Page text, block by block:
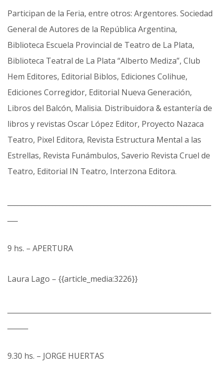
Participan de la Feria, entre otros: Argentores. Sociedad
General de Autores de la República Argentina,
Biblioteca Escuela Provincial de Teatro de La Plata,
Biblioteca Teatral de La Plata “Alberto Mediza”, Club
Hem Editores, Editorial Biblos, Ediciones Colihue,
Ediciones Corregidor, Editorial Nueva Generación,
Libros del Balcón, Malisia. Distribuidora & estantería de
libros y revistas Oscar López Editor, Proyecto Nazaca
Teatro, Pixel Editora, Revista Estructura Mental a las
Estrellas, Revista Funámbulos, Saverio Revista Cruel de
Teatro, Editorial IN Teatro, Interzona Editora.
9 hs. – APERTURA
Laura Lago – {{article_media:3226}}
9.30 hs. – JORGE HUERTAS